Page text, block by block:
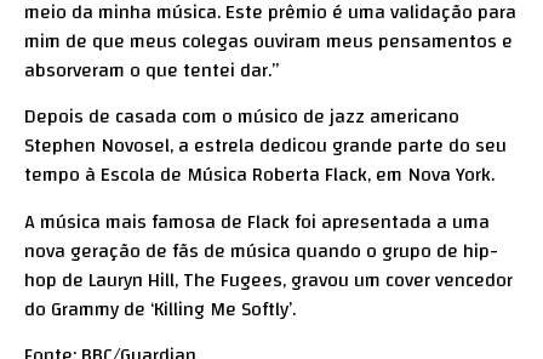
meio da minha música. Este prêmio é uma validação para
mim de que meus colegas ouviram meus pensamentos e
absorveram o que tentei dar.”
Depois de casada com o músico de jazz americano
Stephen Novosel, a estrela dedicou grande parte do seu
tempo à Escola de Música Roberta Flack, em Nova York.
A música mais famosa de Flack foi apresentada a uma
nova geração de fãs de música quando o grupo de hip-
hop de Lauryn Hill, The Fugees, gravou um cover vencedor
do Grammy de ‘Killing Me Softly’.